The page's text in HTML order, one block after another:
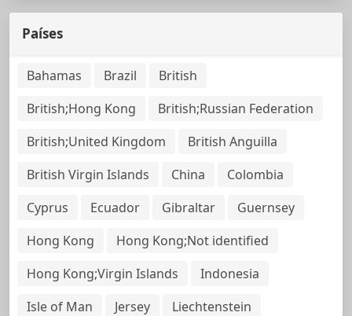
Países
Bahamas Brazil
British
British;Hong Kong
British;Russian Federation
British;United Kingdom
British Anguilla
British Virgin Islands
China
Colombia
Cyprus
Ecuador Gibraltar
Guernsey
Hong Kong
Hong Kong;Not identified
Hong Kong;Virgin Islands
Indonesia
Isle of Man
Jersey
Liechtenstein